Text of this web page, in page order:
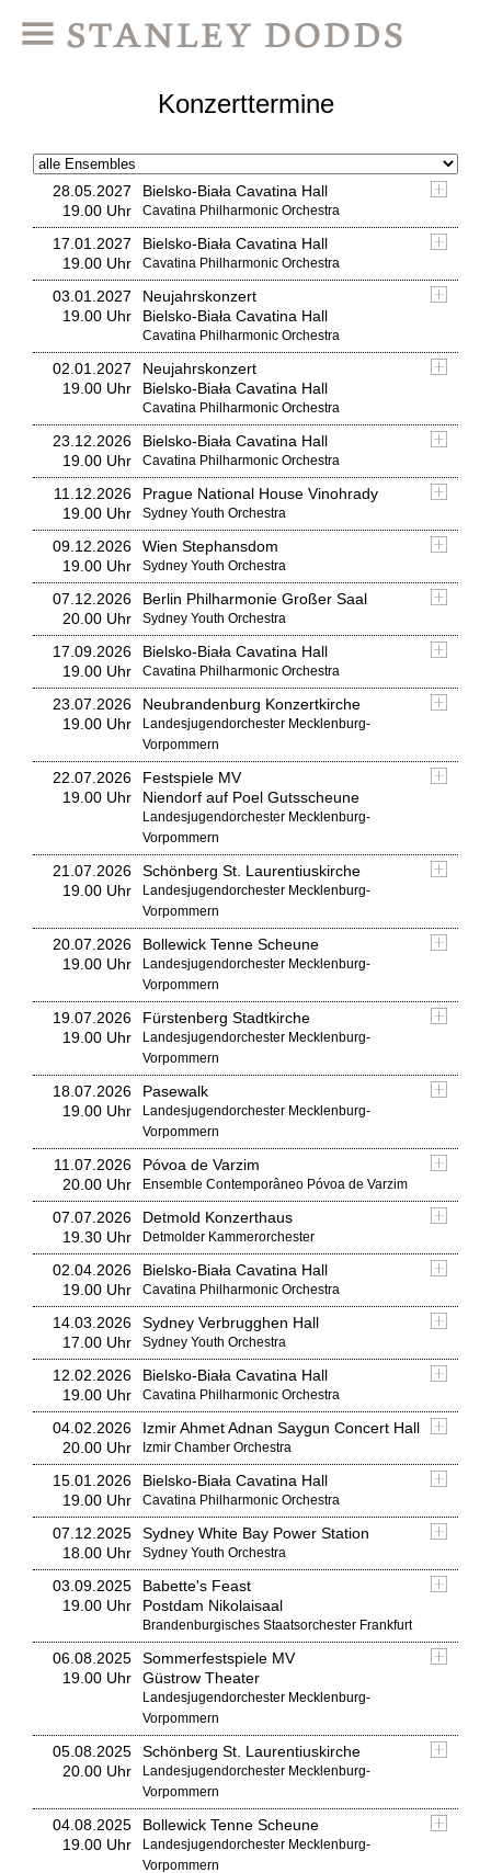
Konzerttermine
28.05.2027
19.00 Uhr
Bielsko-Biała Cavatina Hall
Cavatina Philharmonic Orchestra
17.01.2027
19.00 Uhr
Bielsko-Biała Cavatina Hall
Cavatina Philharmonic Orchestra
03.01.2027
19.00 Uhr
Neujahrskonzert
Bielsko-Biała Cavatina Hall
Cavatina Philharmonic Orchestra
02.01.2027
19.00 Uhr
Neujahrskonzert
Bielsko-Biała Cavatina Hall
Cavatina Philharmonic Orchestra
23.12.2026
19.00 Uhr
Bielsko-Biała Cavatina Hall
Cavatina Philharmonic Orchestra
11.12.2026
19.00 Uhr
Prague National House Vinohrady
Sydney Youth Orchestra
09.12.2026
19.00 Uhr
Wien Stephansdom
Sydney Youth Orchestra
07.12.2026
20.00 Uhr
Berlin Philharmonie Großer Saal
Sydney Youth Orchestra
17.09.2026
19.00 Uhr
Bielsko-Biała Cavatina Hall
Cavatina Philharmonic Orchestra
23.07.2026
19.00 Uhr
Neubrandenburg Konzertkirche
Landesjugendorchester Mecklenburg-
Vorpommern
22.07.2026
19.00 Uhr
Festspiele MV
Niendorf auf Poel Gutsscheune
Landesjugendorchester Mecklenburg-
Vorpommern
21.07.2026
19.00 Uhr
Schönberg St. Laurentiuskirche
Landesjugendorchester Mecklenburg-
Vorpommern
20.07.2026
19.00 Uhr
Bollewick Tenne Scheune
Landesjugendorchester Mecklenburg-
Vorpommern
19.07.2026
19.00 Uhr
Fürstenberg Stadtkirche
Landesjugendorchester Mecklenburg-
Vorpommern
18.07.2026
19.00 Uhr
Pasewalk
Landesjugendorchester Mecklenburg-
Vorpommern
11.07.2026
20.00 Uhr
Póvoa de Varzim
Ensemble Contemporâneo Póvoa de Varzim
07.07.2026
19.30 Uhr
Detmold Konzerthaus
Detmolder Kammerorchester
02.04.2026
19.00 Uhr
Bielsko-Biała Cavatina Hall
Cavatina Philharmonic Orchestra
14.03.2026
17.00 Uhr
Sydney Verbrugghen Hall
Sydney Youth Orchestra
12.02.2026
19.00 Uhr
Bielsko-Biała Cavatina Hall
Cavatina Philharmonic Orchestra
04.02.2026
20.00 Uhr
Izmir Ahmet Adnan Saygun Concert Hall
Izmir Chamber Orchestra
15.01.2026
19.00 Uhr
Bielsko-Biała Cavatina Hall
Cavatina Philharmonic Orchestra
07.12.2025
18.00 Uhr
Sydney White Bay Power Station
Sydney Youth Orchestra
03.09.2025
19.00 Uhr
Babette's Feast
Postdam Nikolaisaal
Brandenburgisches Staatsorchester Frankfurt
06.08.2025
19.00 Uhr
Sommerfestspiele MV
Güstrow Theater
Landesjugendorchester Mecklenburg-
Vorpommern
05.08.2025
20.00 Uhr
Schönberg St. Laurentiuskirche
Landesjugendorchester Mecklenburg-
Vorpommern
04.08.2025
19.00 Uhr
Bollewick Tenne Scheune
Landesjugendorchester Mecklenburg-
Vorpommern